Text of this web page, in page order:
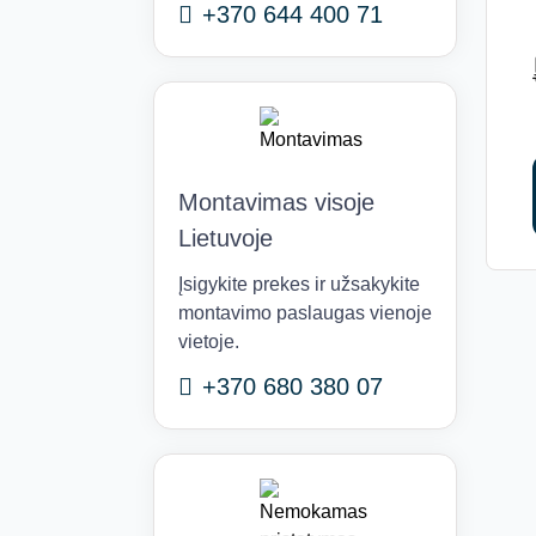
+370 644 400 71
Montavimas visoje
Lietuvoje
Įsigykite prekes ir užsakykite
montavimo paslaugas vienoje
vietoje.
+370 680 380 07